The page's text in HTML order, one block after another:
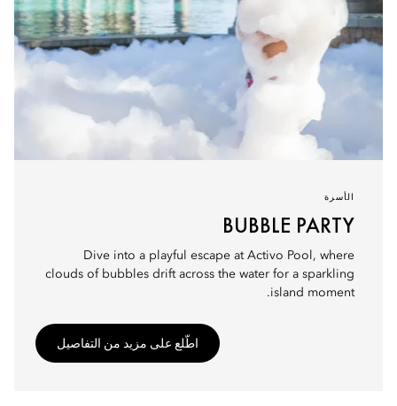
الأسرة
BUBBLE PARTY
Dive into a playful escape at Activo Pool, where
clouds of bubbles drift across the water for a sparkling
island moment.
اطّلع على مزيد من التفاصيل